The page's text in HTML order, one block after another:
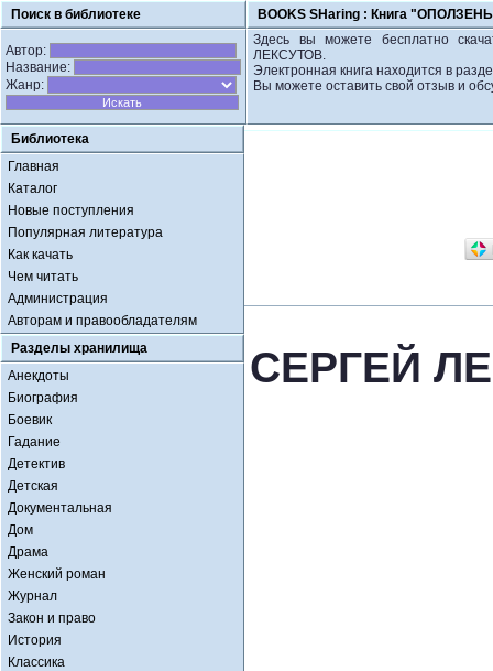
Поиск в библиотеке BOOKS SHaring : Книга
Автор:
Название:
Жанр:
Здесь вы можете бесплатно
ЛЕКСУТОВ.
Электронная книга находится в
Вы можете оставить свой отзыв и
Библиотека
Главная
Каталог
Новые поступления
Популярная литература
Как качать
Чем читать
Администрация
Авторам и правообладателям
Разделы хранилища
Анекдоты
Биография
Боевик
Гадание
Детектив
Детская
Документальная
Дом
Драма
Женский роман
Журнал
Закон и право
История
Классика
СЕРГЕЙ